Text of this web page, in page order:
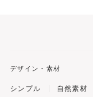
デザイン・素材
シンプル 自然素材